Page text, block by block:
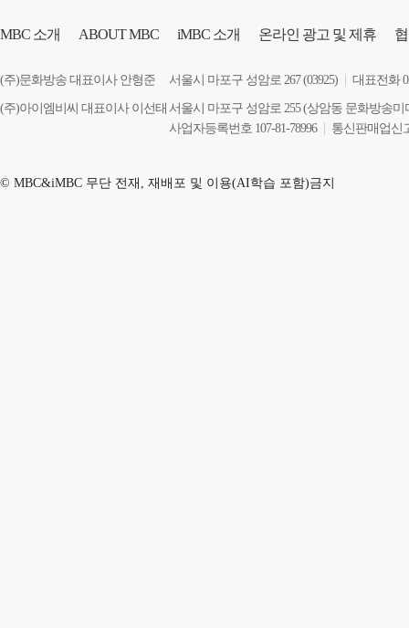
MBC 소개 ABOUT MBC iMBC 소개 온라인 광고 및 제휴
(주)문화방송 대표이사 안형준 서울시 마포구 성암로 267 (03925) 대표전화
(주)아이엠비씨 대표이사 이선태 서울시 마포구 성암로 255 (상암동 문화방송미
사업자등록번호 107-81-78996
통신판매업신
© MBC&iMBC 무단 전재, 재배포 및 이용(AI학습 포함)금지